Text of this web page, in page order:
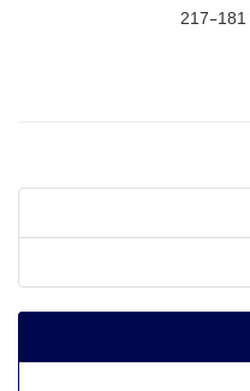
181-217